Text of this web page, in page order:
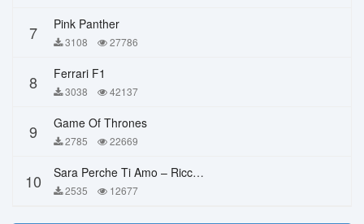
7 Pink Panther
3108 27786
8 Ferrari F1
3038 42137
9 Game Of Thrones
2785 22669
10 Sara Perche Ti Amo – Ricchi E Poveri
2535 12677